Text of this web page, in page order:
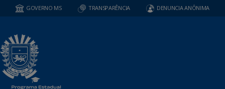
GOVERNO MS TRANSPARÊNCIA DENUNCIA ANÔNIMA